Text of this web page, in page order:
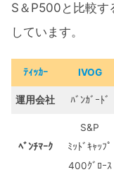
S＆P500と比較す
しています。
ﾃｨｯｶｰ IVOG
運用会社 ﾊﾞﾝｶﾞｰﾄﾞ
ﾍﾞﾝﾁﾏｰｸ
S&P
ﾐｯﾄﾞｷｬｯﾌﾟ
400ｸﾞﾛｰｽ